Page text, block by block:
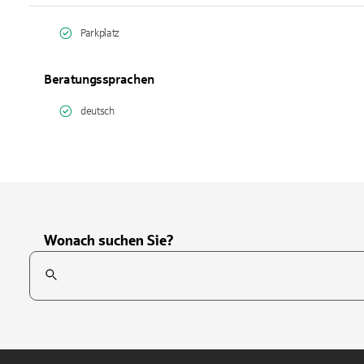
Parkplatz
Beratungssprachen
deutsch
Wonach suchen Sie?
Suchfeld